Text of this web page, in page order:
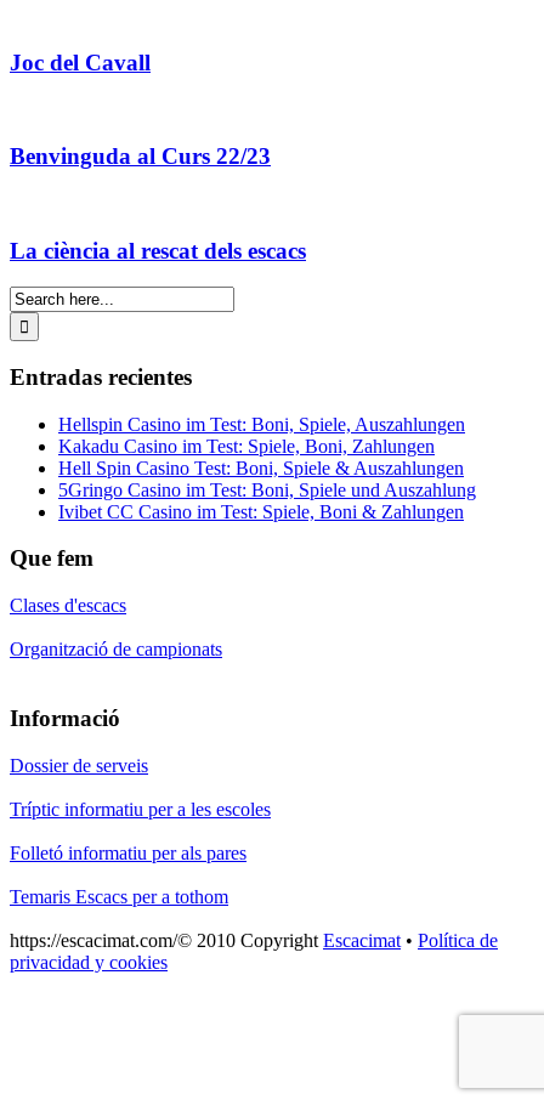
Joc del Cavall
Benvinguda al Curs 22/23
La ciència al rescat dels escacs
Entradas recientes
Hellspin Casino im Test: Boni, Spiele, Auszahlungen
Kakadu Casino im Test: Spiele, Boni, Zahlungen
Hell Spin Casino Test: Boni, Spiele & Auszahlungen
5Gringo Casino im Test: Boni, Spiele und Auszahlung
Ivibet CC Casino im Test: Spiele, Boni & Zahlungen
Que fem
Clases d'escacs
Organització de campionats
Informació
Dossier de serveis
Tríptic informatiu per a les escoles
Folletó informatiu per als pares
Temaris Escacs per a tothom
https://escacimat.com/© 2010 Copyright Escacimat • Política de
privacidad y cookies